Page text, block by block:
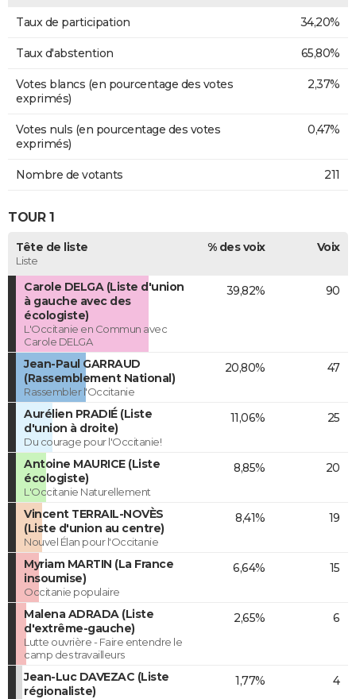
Taux de participation 34,20%
Taux d'abstention 65,80%
Votes blancs (en pourcentage des votes
exprimés)
2,37%
Votes nuls (en pourcentage des votes
exprimés)
0,47%
Nombre de votants 211
TOUR 1
Tête de liste
Liste
% des voix Voix
Carole DELGA (Liste d'union
à gauche avec des
écologiste)
L'Occitanie en Commun avec
Carole DELGA
39,82% 90
Jean-Paul GARRAUD
(Rassemblement National)
Rassembler l'Occitanie
20,80% 47
Aurélien PRADIÉ (Liste
d'union à droite)
Du courage pour l'Occitanie!
11,06% 25
Antoine MAURICE (Liste
écologiste)
L'Occitanie Naturellement
8,85% 20
Vincent TERRAIL-NOVÈS
(Liste d'union au centre)
Nouvel Élan pour l'Occitanie
8,41% 19
Myriam MARTIN (La France
insoumise)
Occitanie populaire
6,64% 15
Malena ADRADA (Liste
d'extrême-gauche)
Lutte ouvrière - Faire entendre le
camp des travailleurs
2,65% 6
Jean-Luc DAVEZAC (Liste
régionaliste)
1,77% 4